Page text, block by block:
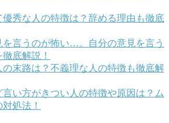
優秀な人の特徴は？辞める理由も徹底
を言うのが怖い…。自分の意見を言う
底解説！
の末路は？不義理な人の特徴も徹底解
言い方がきつい人の特徴や原因は？ム
処法！